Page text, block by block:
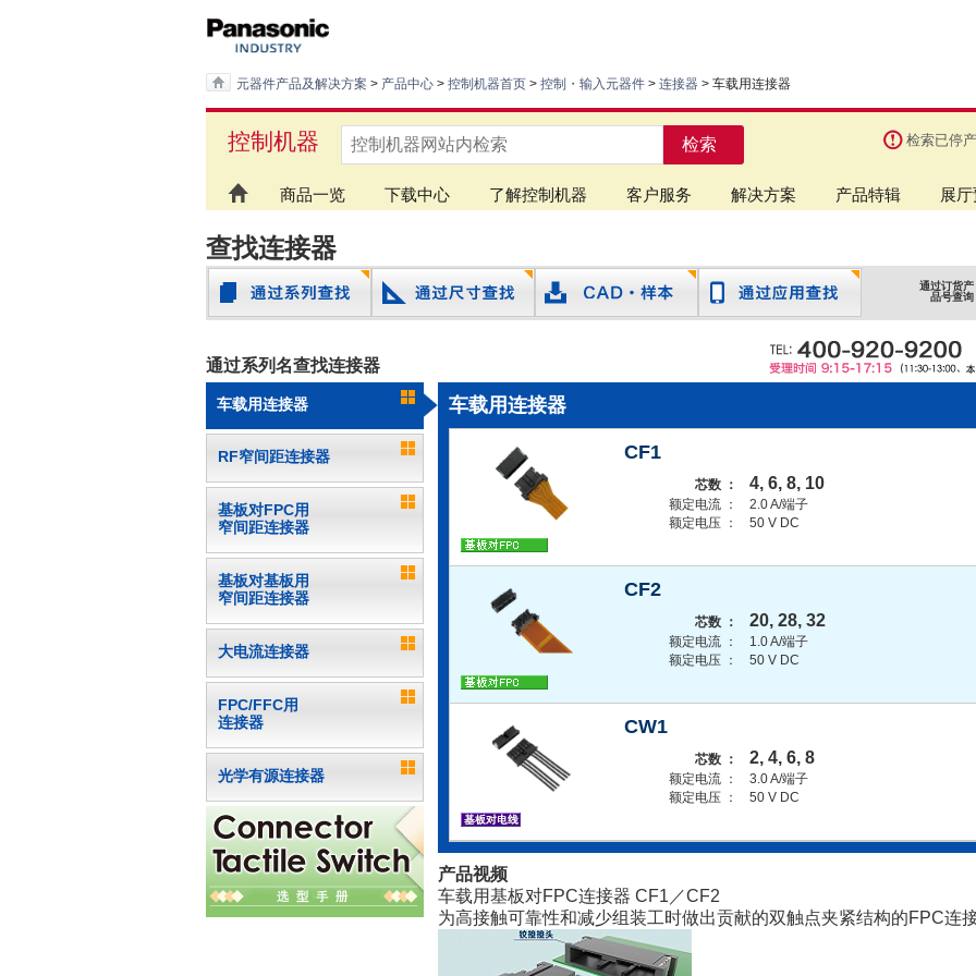
元器件产品及解决方案 > 产品中心 > 控制机器首页 > 控制・输入元器件 > 连接器 > 车载用连接器
控制机器 检索 检索已停
商品一览 下载中心 了解控制机器 客户服务 解决方案 产品特辑 展
查找连接器
通过订货产
品号查询
通过系列名查找连接器
车载用连接器
CF1
芯数 ： 4, 6, 8, 10
额定电流 ：
2.0 A/端子
额定电压 ：
50 V DC
CF2
芯数 ： 20, 28, 32
额定电流 ：
1.0 A/端子
额定电压 ：
50 V DC
CW1
芯数 ： 2, 4, 6, 8
额定电流 ：
3.0 A/端子
额定电压 ：
50 V DC
产品视频
车载用基板对FPC连接器 CF1／CF2
为高接触可靠性和减少组装工时做出贡献的双触点夹紧结构的FPC连
车载用连接器
RF窄间距连接器
基板对FPC用
窄间距连接器
基板对基板用
窄间距连接器
大电流连接器
FPC/FFC用
连接器
光学有源连接器